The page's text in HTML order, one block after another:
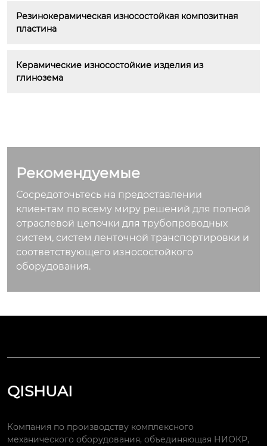
Резинокерамическая износостойкая композитная
пластина
Керамические износостойкие изделия из
глинозема
Рекомендуемые
Сосредоточьтесь на предоставлении
клиентам по всему миру решений для полной
отраслевой цепочки для трубопроводных
систем, систем ленточной транспортировки и
соответствующего износостойкого
оборудования.
QISHUAI
Компания по производству комплексного
механического оборудования, объединяющая НИОКР,